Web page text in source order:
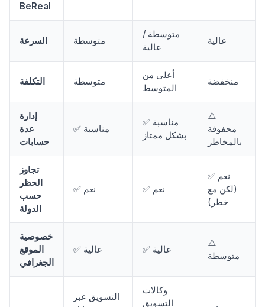
BeReal
السرعة متوسطة
متوسطة /
عالية
عالية
التكلفة متوسطة
أعلى من
المتوسط
منخفضة
إدارة
عدة
حسابات
✅ مناسبة
✅ مناسبة
بشكل ممتاز
⚠️
محفوفة
بالمخاطر
تجاوز
الحظر
حسب
الدولة
✅ نعم ✅ نعم
✅ نعم
(لكن مع
خطر)
خصوصية
الموقع
الجغرافي
✅ عالية ✅ عالية
⚠️
متوسطة
التسويق عبر
وكالات
التسويق